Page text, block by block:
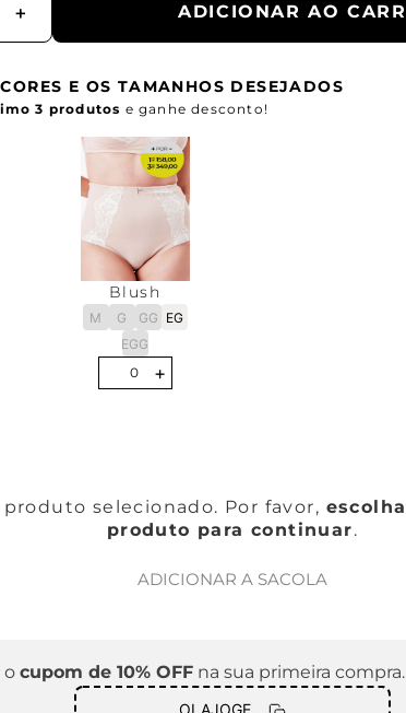
＋ ADICIONAR AO
E OS TAMANHOS DESEJADOS
3 produtos e ganhe desconto!
Blush
M G GG EG
EGG
0 +
selecionado. Por favor,
produto para continuar.
ADICIONAR A SACOLA
o cupom de 10% OFFna sua primeira
OLAJOGE